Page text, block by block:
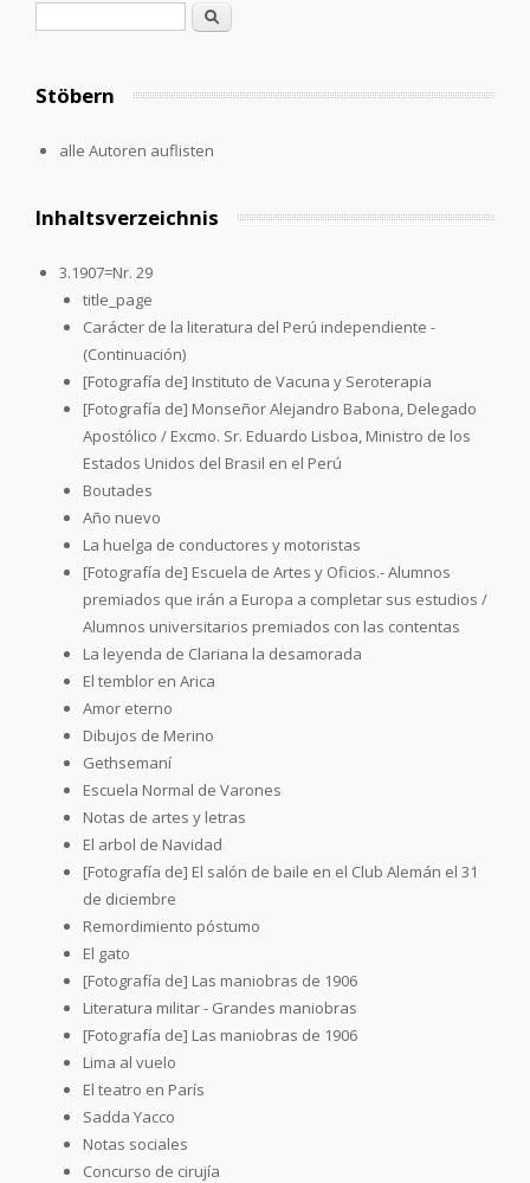
Suche
Stöbern
alle Autoren auflisten
Inhaltsverzeichnis
3.1907=Nr. 29
title_page
Carácter de la literatura del Perú independiente -
(Continuación)
[Fotografía de] Instituto de Vacuna y Seroterapia
[Fotografía de] Monseñor Alejandro Babona, Delegado
Apostólico / Excmo. Sr. Eduardo Lisboa, Ministro de los
Estados Unidos del Brasil en el Perú
Boutades
Año nuevo
La huelga de conductores y motoristas
[Fotografía de] Escuela de Artes y Oficios.- Alumnos
premiados que irán a Europa a completar sus estudios /
Alumnos universitarios premiados con las contentas
La leyenda de Clariana la desamorada
El temblor en Arica
Amor eterno
Dibujos de Merino
Gethsemaní
Escuela Normal de Varones
Notas de artes y letras
El arbol de Navidad
[Fotografía de] El salón de baile en el Club Alemán el 31
de diciembre
Remordimiento póstumo
El gato
[Fotografía de] Las maniobras de 1906
Literatura militar - Grandes maniobras
[Fotografía de] Las maniobras de 1906
Lima al vuelo
El teatro en París
Sadda Yacco
Notas sociales
Concurso de cirujía